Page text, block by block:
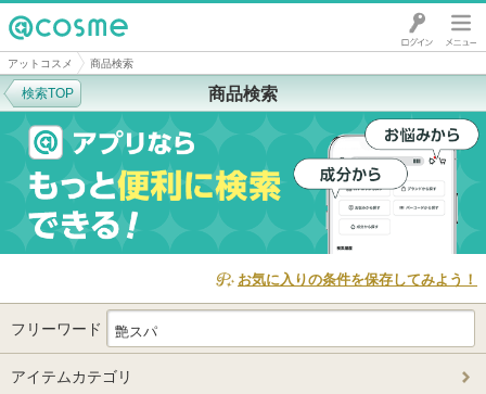
@cosme
アットコスメ 商品検索
商品検索
検索TOP
お気に入りの条件を保存してみよう！
フリーワード
アイテムカテゴリ